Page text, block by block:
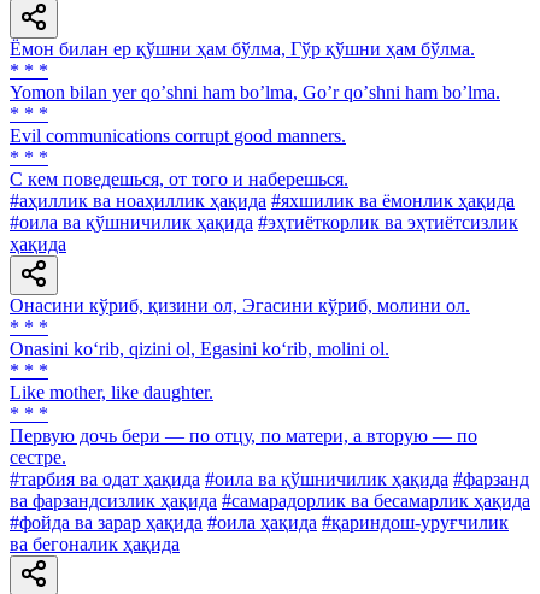
Ёмон билан ер қўшни ҳам бўлма, Гўр қўшни ҳам бўлма.
* * *
Yomon bilan yer qoʼshni ham boʼlma, Goʼr qoʼshni ham boʼlma.
* * *
Evil communications corrupt good manners.
* * *
С кем поведешься, от того и наберешься.
#аҳиллик ва ноаҳиллик ҳақида #яхшилик ва ёмонлик ҳақида
#оила ва қўшничилик ҳақида #эҳтиёткорлик ва эҳтиётсизлик
ҳақида
Онасини кўриб, қизини ол, Эгасини кўриб, молини ол.
* * *
Onasini ko‘rib, qizini ol, Egasini ko‘rib, molini ol.
* * *
Like mother, like daughter.
* * *
Первую дочь бери — по отцу, по матери, а вторую — по
сестре.
#тарбия ва одат ҳақида #оила ва қўшничилик ҳақида #фарзанд
ва фарзандсизлик ҳақида #самарадорлик ва бесамарлик ҳақида
#фойда ва зарар ҳақида #оила ҳақида #қариндош-уруғчилик
ва бегоналик ҳақида